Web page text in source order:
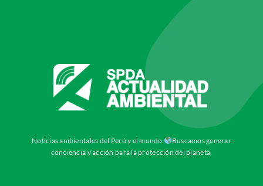
Noticias ambientales del Perú y el mundo
Buscamos generar
conciencia y acción para la protección del planeta.